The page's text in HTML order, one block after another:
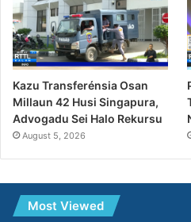
Kazu Transferénsia Osan
Millaun 42 Husi Singapura,
Advogadu Sei Halo Rekursu
August 5, 2026
Most Viewed